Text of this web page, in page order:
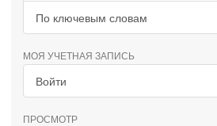
По ключевым словам
МОЯ УЧЕТНАЯ ЗАПИСЬ
Войти
ПРОСМОТР